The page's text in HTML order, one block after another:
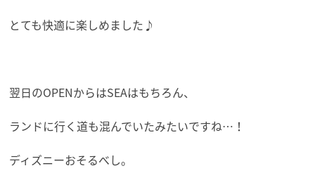
とても快適に楽しめました♪
翌日のOPENからはSEAはもちろん、
ランドに行く道も混んでいたみたいですね…！
ディズニーおそるべし。